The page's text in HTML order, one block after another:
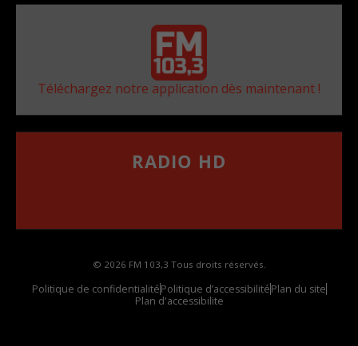
Téléchargez notre application dès maintenant !
RADIO HD
© 2026 FM 103,3 Tous droits réservés.
Politique de confidentialitéPolitique d’accessibilitéPlan du site
Plan d'accessibilite